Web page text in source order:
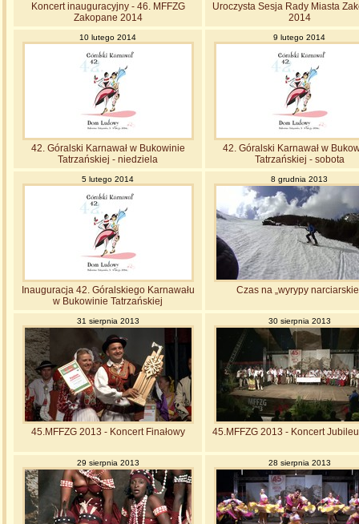
Koncert inauguracyjny - 46. MFFZG
Zakopane 2014
Uroczysta Sesja Rady Miasta
2014
10 lutego 2014
42. Góralski Karnawał w Bukowinie
Tatrzańskiej - niedziela
9 lutego 2014
42. Góralski Karnawał w
Tatrzańskiej - sobota
5 lutego 2014
Inauguracja 42. Góralskiego Karnawału
w Bukowinie Tatrzańskiej
8 grudnia 2013
Czas na „wyrypy
31 sierpnia 2013
45.MFFZG 2013 - Koncert Finałowy
30 sierpnia 2013
45.MFFZG 2013 - Koncert
29 sierpnia 2013 28 sierpnia 2013